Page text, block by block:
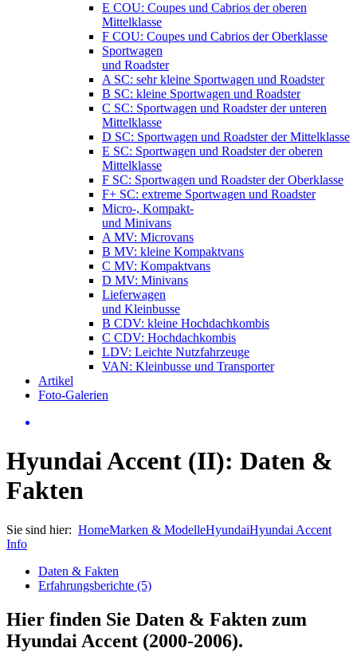
E COU: Coupes und Cabrios der oberen
Mittelklasse
F COU: Coupes und Cabrios der Oberklasse
Sportwagen
und Roadster
A SC: sehr kleine Sportwagen und Roadster
B SC: kleine Sportwagen und Roadster
C SC: Sportwagen und Roadster der unteren
Mittelklasse
D SC: Sportwagen und Roadster der Mittelklasse
E SC: Sportwagen und Roadster der oberen
Mittelklasse
F SC: Sportwagen und Roadster der Oberklasse
F+ SC: extreme Sportwagen und Roadster
Micro-, Kompakt-
und Minivans
A MV: Microvans
B MV: kleine Kompaktvans
C MV: Kompaktvans
D MV: Minivans
Lieferwagen
und Kleinbusse
B CDV: kleine Hochdachkombis
C CDV: Hochdachkombis
LDV: Leichte Nutzfahrzeuge
VAN: Kleinbusse und Transporter
Artikel
Foto-Galerien
Hyundai Accent (II): Daten &
Fakten
Sie sind hier: HomeMarken & ModelleHyundaiHyundai Accent
Info
Daten & Fakten
Erfahrungsberichte (5)
Hier finden Sie Daten & Fakten zum
Hyundai Accent (2000-2006).